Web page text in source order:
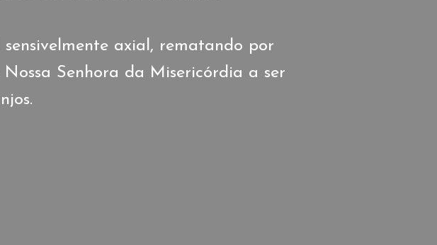
axial, rematando por
Senhora da Misericórdia a ser